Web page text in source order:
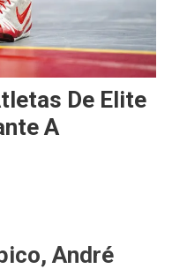
De Elite
A
André